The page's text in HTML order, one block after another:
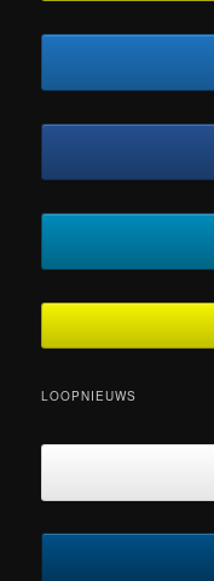
LOOPNIEUWS